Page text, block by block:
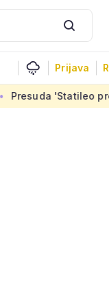
Prijava
Hrvatske':